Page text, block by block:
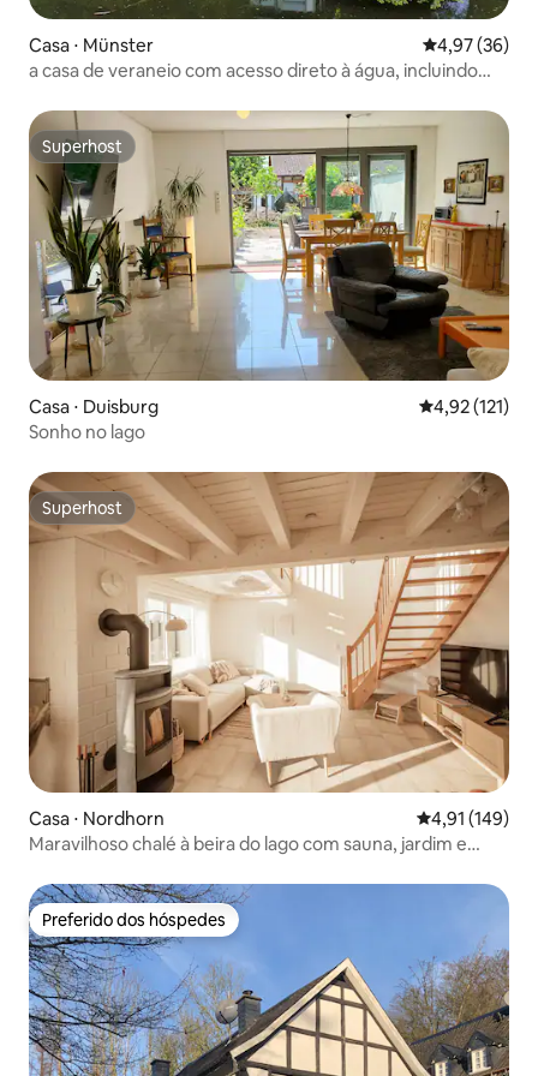
Casa ⋅ Münster 4,97 de uma
4,97 (36)
a casa de veraneio com acesso direto à água, incluindo
Superhost
Superhost
Casa ⋅ Duisburg 4,92 de uma
4,92 (121)
Sonho no lago
Superhost
Superhost
Casa ⋅ Nordhorn 4,91 de uma
4,91 (149)
Maravilhoso chalé à beira do lago com sauna, jardim e
Preferido dos hóspedes
Preferido dos hóspedes